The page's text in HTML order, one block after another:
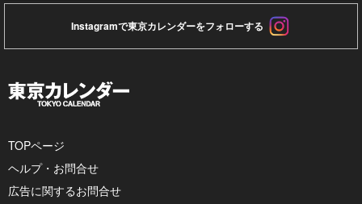
Instagramで東京カレンダーをフォローする
TOPページ
ヘルプ・お問合せ
広告に関するお問合せ